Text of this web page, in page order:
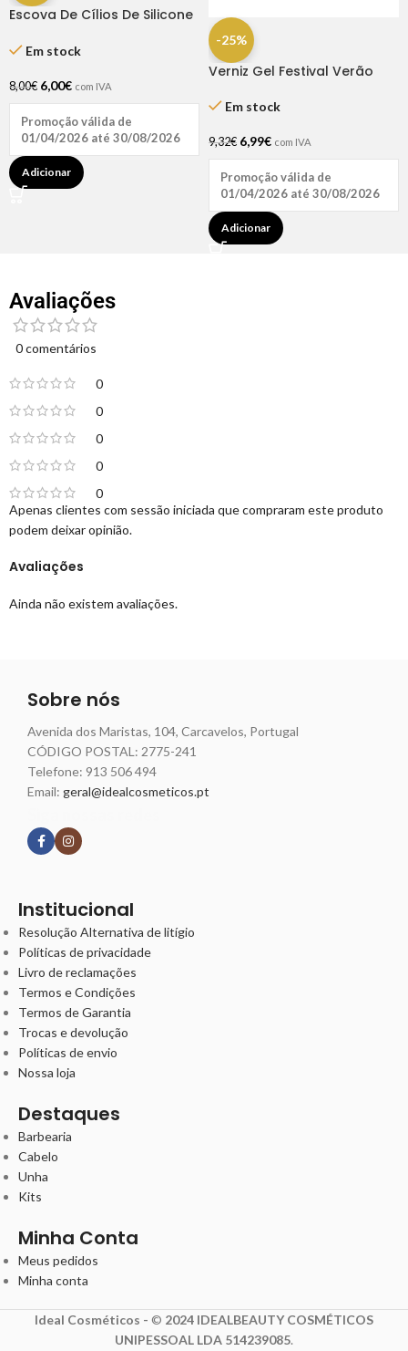
Escova De Cílios De Silicone
Em stock
8,00€ 6,00€ com IVA
Promoção válida de
01/04/2026 até 30/08/2026
Adicionar
-25%
Verniz Gel Festival Verão
Em stock
9,32€ 6,99€ com IVA
Promoção válida de
01/04/2026 até 30/08/2026
Adicionar
Avaliações
0 comentários
0
0
0
0
0
Avaliações
Ainda não existem avaliações.
Apenas clientes com sessão iniciada que compraram este produto
podem deixar opinião.
Sobre nós
Avenida dos Maristas, 104, Carcavelos, Portugal
CÓDIGO POSTAL: 2775-241
Telefone: 913 506 494
Email: geral@idealcosmeticos.pt
Institucional
Resolução Alternativa de litígio
Políticas de privacidade
Livro de reclamações
Termos e Condições
Termos de Garantia
Trocas e devolução
Políticas de envio
Nossa loja
Destaques
Barbearia
Cabelo
Unha
Kits
Minha Conta
Meus pedidos
Minha conta
Ideal Cosméticos - © 2024 IDEALBEAUTY COSMÉTICOS
UNIPESSOAL LDA 514239085.